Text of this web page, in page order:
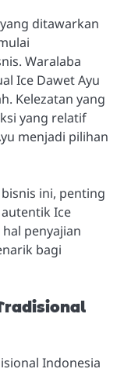
ditawarkan
Waralaba
Ice Dawet Ayu
Kelezatan yang
yang relatif
menjadi pilihan
ini, penting
Ice
penyajian
bagi
Indonesia